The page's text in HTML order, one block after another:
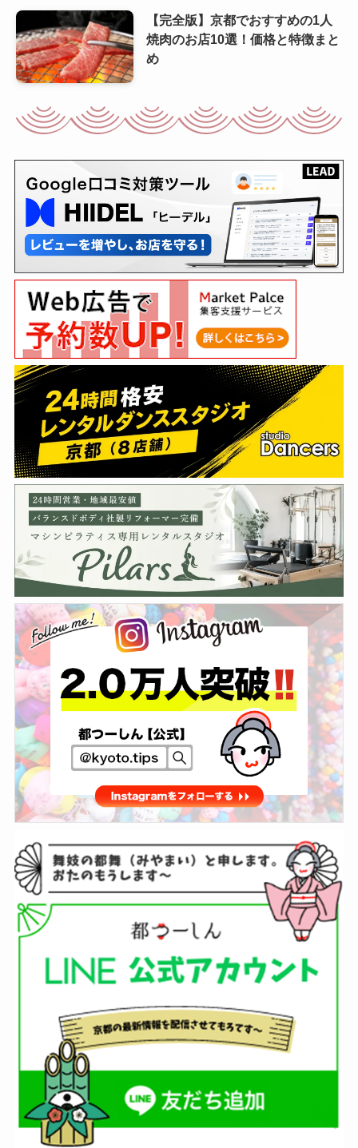
【完全版】京都でおすすめの1人
焼肉のお店10選！価格と特徴まと
め